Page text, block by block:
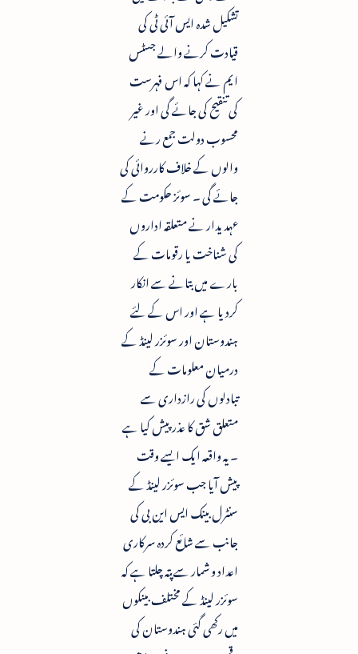
تشکیل شدہ ایس آئی ٹی کی
قیادت کرنے والے جسٹس
ایم نے کہا کہ اس فہرست
کی تنقیح کی جائے گی اور غیر
محسوب دولت جمع رنے
والوں کے خلاف کارروائی کی
جائے گی ۔ سوئز حکومت کے
عہدیدار نے متعلقہ اداروں
کی شناخت یا رقومات کے
بارے میں بتانے سے انکار
کردیا ہے اور اس کے لئے
ہندوستان اور سوئزر لینڈ کے
درمیان معلومات کے
تبادلوں کی رازداری سے
متعلق شق کا عذر پیش کیا ہے
۔ یہ واقعہ ایک ایسے وقت
پیش آیا جب سوئزر لینڈ کے
سنٹرل بینک ایس این بی کی
جانب سے شائع کردہ سرکاری
اعداد و شمار سے پتہ چلتا ہے کہ
سوئزر لینڈ کے مختلف بینکوں
میں رکھی گئی ہندوستان کی